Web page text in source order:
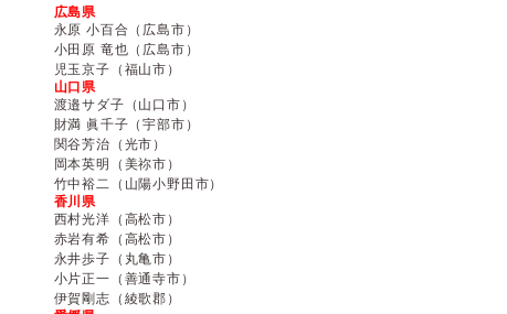
広島県
永原 小百合（広島市）
小田原 竜也（広島市）
児玉京子（福山市）
山口県
渡邉サダ子（山口市）
財満 眞千子（宇部市）
関谷芳治（光市）
岡本英明（美祢市）
竹中裕二（山陽小野田市）
香川県
西村光洋（高松市）
赤岩有希（高松市）
永井歩子（丸亀市）
小片正一（善通寺市）
伊賀剛志（綾歌郡）